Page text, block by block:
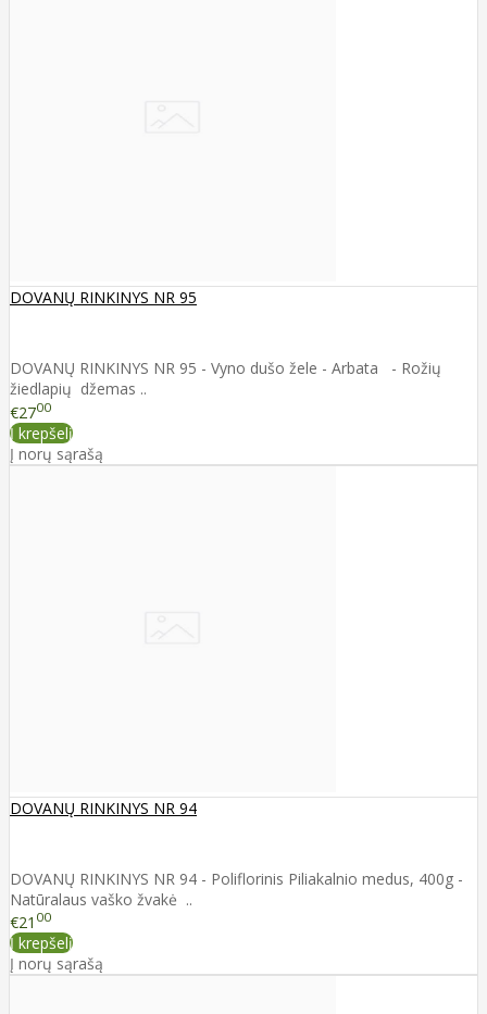
DOVANŲ RINKINYS NR 95
DOVANŲ RINKINYS NR 95 - Vyno dušo žele - Arbata - Rožių
žiedlapių džemas ..
€2700
Į krepšelį
Į norų sąrašą
DOVANŲ RINKINYS NR 94
DOVANŲ RINKINYS NR 94 - Poliflorinis Piliakalnio medus, 400g -
Natūralaus vaško žvakė ..
€21 00
Į krepšelį
Į norų sąrašą